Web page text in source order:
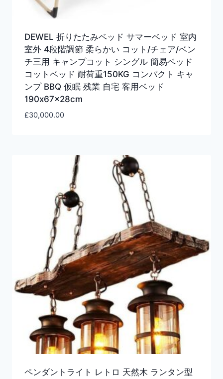
DEWEL 折りたたみベッド サマーベッド 室内
室外 4段階調節 柔らかい コット/チェア/ベン
チ三用 キャンプコット シングル 簡易ベッド
コットベッド 耐荷重150KG コンパクト キャ
ンプ BBQ 仮眠 残業 自宅 客用ベッド
190x67x28cm
£30,000.00
ペンダントライト レトロ 天然木 ランタン型